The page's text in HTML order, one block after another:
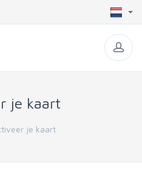
je kaart
je kaart